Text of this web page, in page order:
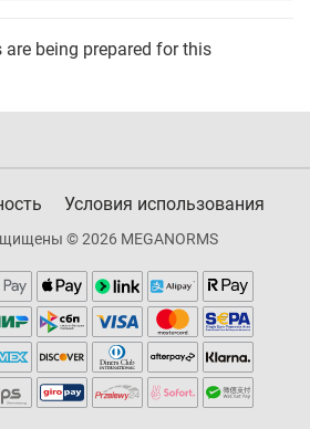
being prepared for this
Условия использования
© 2026 MEGANORMS